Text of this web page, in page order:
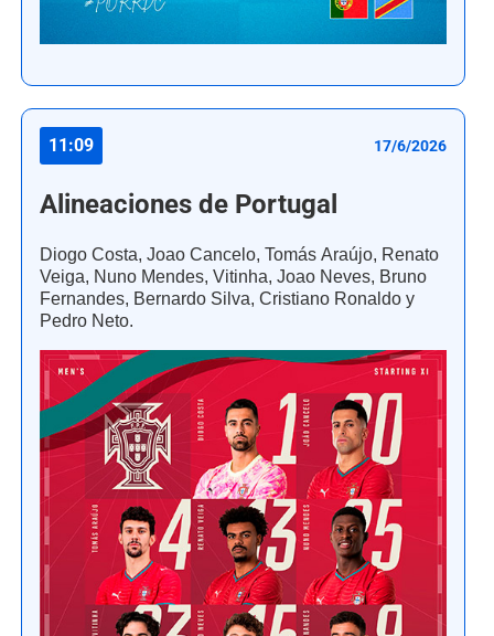
11:09 17/6/2026
Alineaciones de Portugal
Diogo Costa, Joao Cancelo, Tomás Araújo, Renato
Veiga, Nuno Mendes, Vitinha, Joao Neves, Bruno
Fernandes, Bernardo Silva, Cristiano Ronaldo y
Pedro Neto.